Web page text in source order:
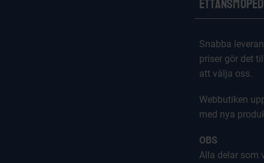
Snabba
priser gör det
att välja oss.
Webbutiken
med nya
OBS
Alla delar som